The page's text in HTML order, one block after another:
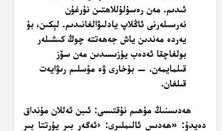
ئىدىم. مەن رەسۇلۇللاھتىن نۇرغۇن
نەرسىلەرنى ئاڭلاپ يادلىۋالغانىدىم. لېكىن، بۇ
يەردە مەندىن ياش جەھەتتە چوڭ كىشىلەر
بولغاچقا ئەدەب يۈزىسىدىن مەن سۆز
قىلمايمەن. — بۇخارى ۋە مۇسلىم رىۋايەت
قىلغان.
ھەدىسنىڭ مۇھىم نۇقتىسى: ئىبن ئەللان مۇنداق
دەيدۇ: «ھەدىس ئالىملىرى: ‹ئەگەر بىر يۇرتتا بىر